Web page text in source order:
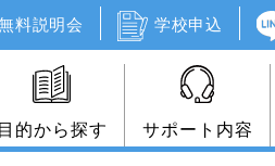
料説明会 学校申込
目的から探す サポート内容